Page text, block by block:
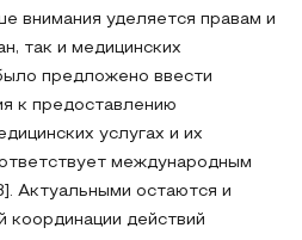
внимания уделяется правам и
так и медицинских
предложено ввести
к предоставлению
услугах и их
международным
Актуальными остаются и
координации действий